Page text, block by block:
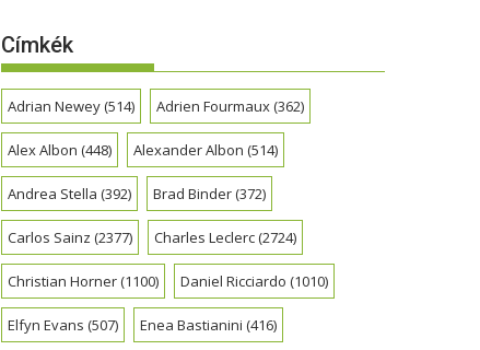
Címkék
Adrian Newey(514) Adrien Fourmaux(362)
Alex Albon (448) Alexander Albon (514)
Andrea Stella (392) Brad Binder(372)
Carlos Sainz (2377) Charles Leclerc(2724)
Christian Horner(1100) Daniel Ricciardo (1010)
Elfyn Evans (507) Enea Bastianini (416)